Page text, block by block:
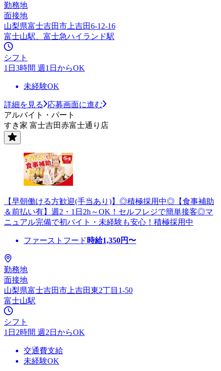
勤務地
面接地
山梨県富士吉田市上吉田6-12-16
富士山駅、富士急ハイランド駅
シフト
1日3時間 週1日からOK
未経験OK
詳細を見る
応募画面に進む
アルバイト・パート
すき家 富士吉田赤富士通り店
【早朝働ける方歓迎(手当あり)】◎積極採用中◎【食事補助
＆前払い有】週2・1日2h～OK！セルフレジで簡単接客◎マ
ニュアル完備で初バイト・未経験も安心！積極採用中
ファーストフード 時給1,350円〜
勤務地
面接地
山梨県富士吉田市上吉田東2丁目1-50
富士山駅
シフト
1日2時間 週2日からOK
交通費支給
未経験OK